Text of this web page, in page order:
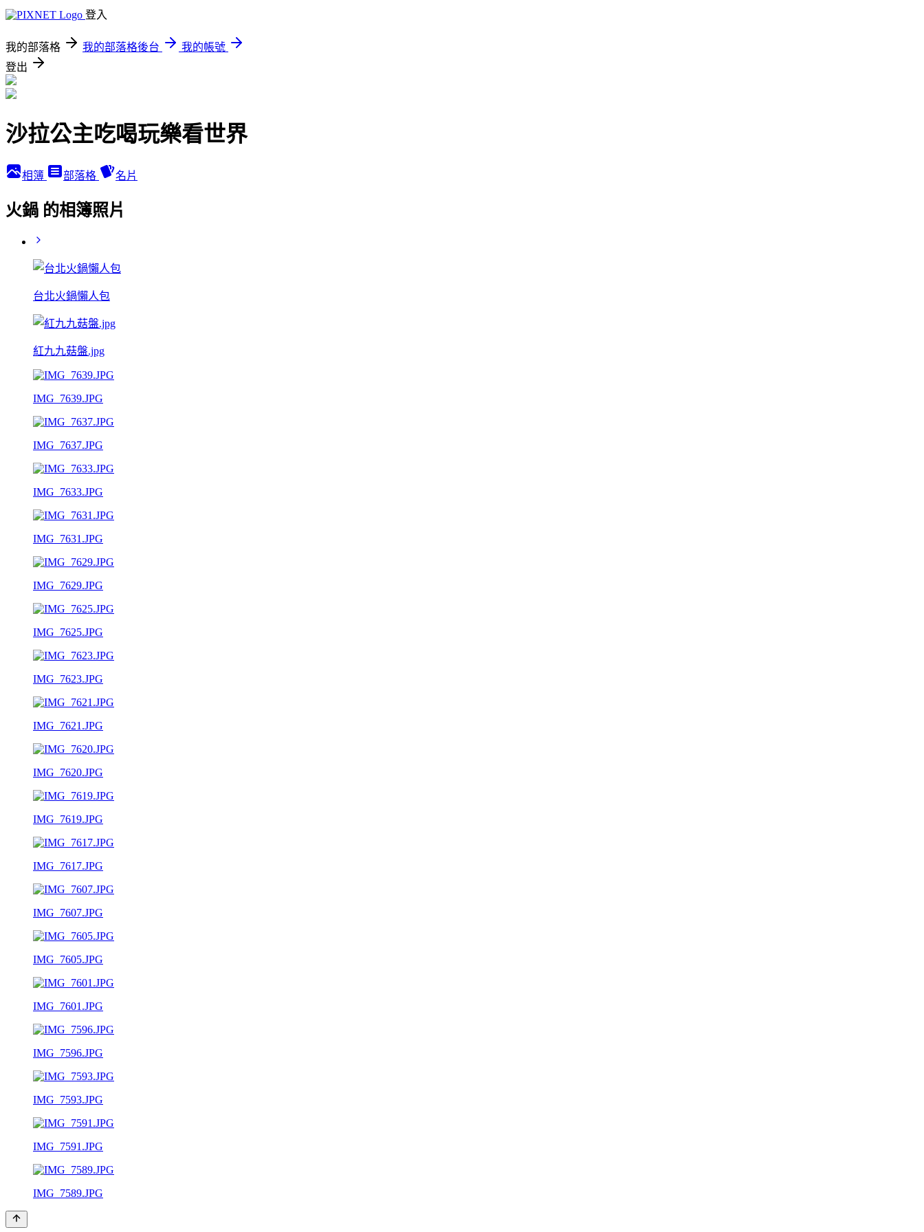
登入
我的部落格 我的部落格後台
我的帳號
登出
沙拉公主吃喝玩樂看世界
相簿 部落格 名片
火鍋 的相簿照片
台北火鍋懶人包
紅九九菇盤.jpg
IMG_7639.JPG
IMG_7637.JPG
IMG_7633.JPG
IMG_7631.JPG
IMG_7629.JPG
IMG_7625.JPG
IMG_7623.JPG
IMG_7621.JPG
IMG_7620.JPG
IMG_7619.JPG
IMG_7617.JPG
IMG_7607.JPG
IMG_7605.JPG
IMG_7601.JPG
IMG_7596.JPG
IMG_7593.JPG
IMG_7591.JPG
IMG_7589.JPG